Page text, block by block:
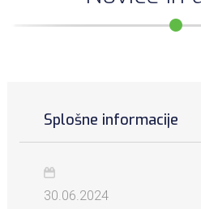
Splošne informacije
30.06.2024